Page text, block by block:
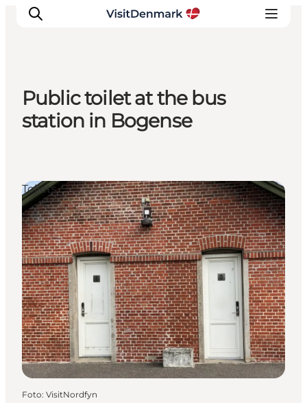
Inspiration
Planera resan
Public toilet at the bus
station in Bogense
Toilets
Foto: VisitNordfyn